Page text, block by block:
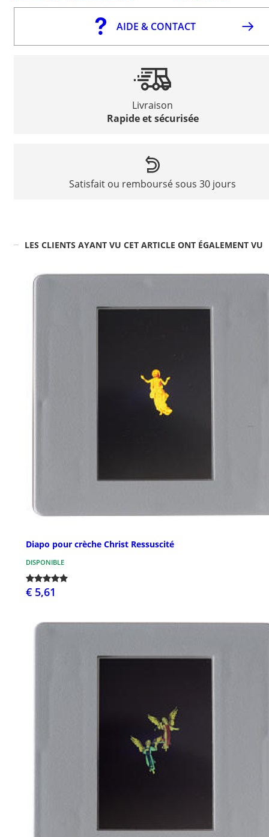
AIDE & CONTACT
Livraison
Rapide et sécurisée
Satisfait ou remboursé sous 30 jours
LES CLIENTS AYANT VU CET ARTICLE ONT ÉGALEMENT VU
Diapo pour crèche Christ Ressuscité
DISPONIBLE
€ 5,61